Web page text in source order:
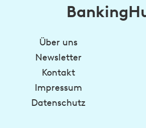
Über uns
Newsletter
Kontakt
Impressum
Datenschutz